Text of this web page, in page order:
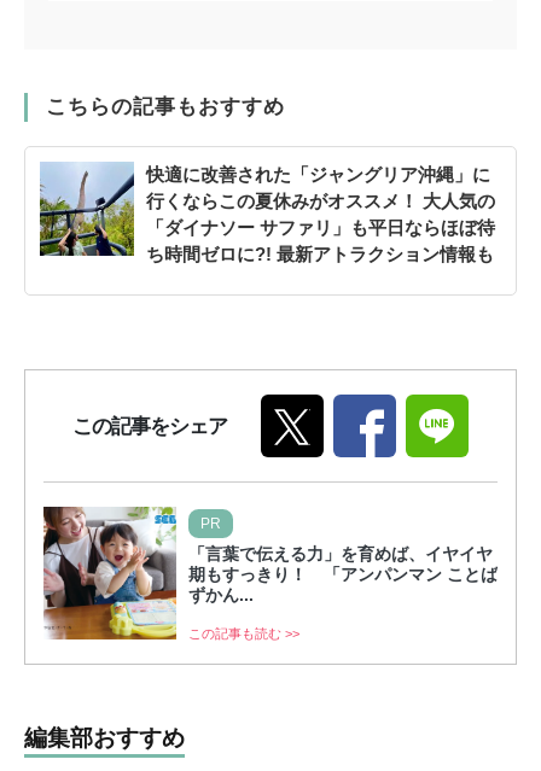
こちらの記事もおすすめ
快適に改善された「ジャングリア沖縄」に
行くならこの夏休みがオススメ！ 大人気の
「ダイナソー サファリ」も平日ならほぼ待
ち時間ゼロに?! 最新アトラクション情報も
この記事をシェア
PR
「言葉で伝える力」を育めば、イヤイヤ
期もすっきり！ 「アンパンマン ことば
ずかん...
この記事も読む >>
編集部おすすめ